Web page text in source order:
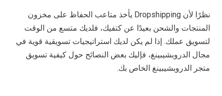
نظرًا لأن Dropshipping يأخذ متاعب الحفاظ على مخزون
المنتجات والشحن بعيدًا عن كتفيك، فلديك متسع من الوقت
لتسويق عملك. إذا لم يكن لديك استراتيجيات تسويقية قوية في
مجال الدروبشيبينغ، فإليك بعض النصائح حول كيفية تسويق
متجر الدروبشيبينغ الخاص بك.